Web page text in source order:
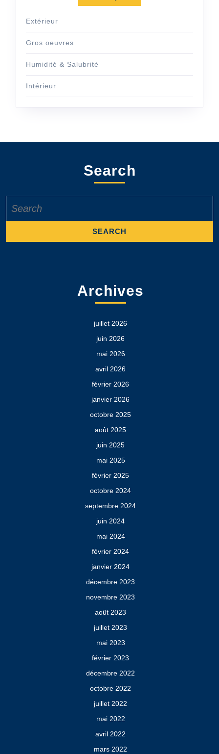
Extérieur
Gros oeuvres
Humidité & Salubrité
Intérieur
Search
for:
Archives
juillet 2026
juin 2026
mai 2026
avril 2026
février 2026
janvier 2026
octobre 2025
août 2025
juin 2025
mai 2025
février 2025
octobre 2024
septembre 2024
juin 2024
mai 2024
février 2024
janvier 2024
décembre 2023
novembre 2023
août 2023
juillet 2023
mai 2023
février 2023
décembre 2022
octobre 2022
juillet 2022
mai 2022
avril 2022
mars 2022